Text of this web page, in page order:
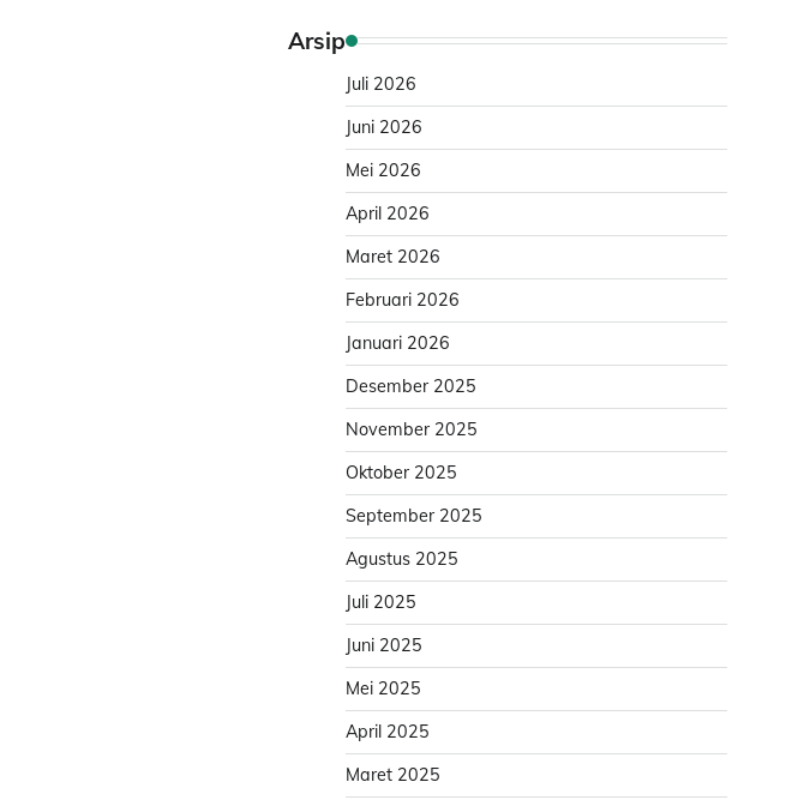
Arsip
Juli 2026
Juni 2026
Mei 2026
April 2026
Maret 2026
Februari 2026
Januari 2026
Desember 2025
November 2025
Oktober 2025
September 2025
Agustus 2025
Juli 2025
Juni 2025
Mei 2025
April 2025
Maret 2025